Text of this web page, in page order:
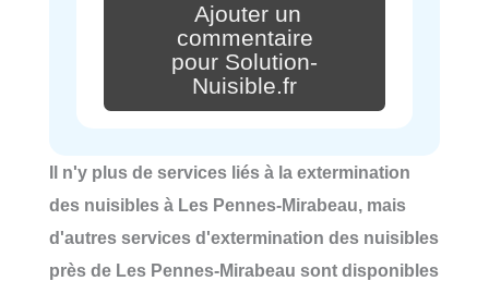
Ajouter un
commentaire
pour Solution-
Nuisible.fr
Il n'y plus de services liés à la extermination
des nuisibles à Les Pennes-Mirabeau, mais
d'autres services d'extermination des nuisibles
près de Les Pennes-Mirabeau sont disponibles